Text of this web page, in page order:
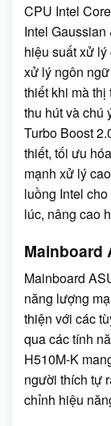
CPU Intel
Intel
hiệu suất xử
xử lý ngôn
thiết khi mà
thu hút và chú
Turbo Boost
thiết, tối ưu
mạnh xử lý
luồng Intel
lúc, nâng cao
Mainboard
Mainboard
năng lượng
thiện với các
qua các tính
H510M-K
người thích tự
chỉnh hiệu